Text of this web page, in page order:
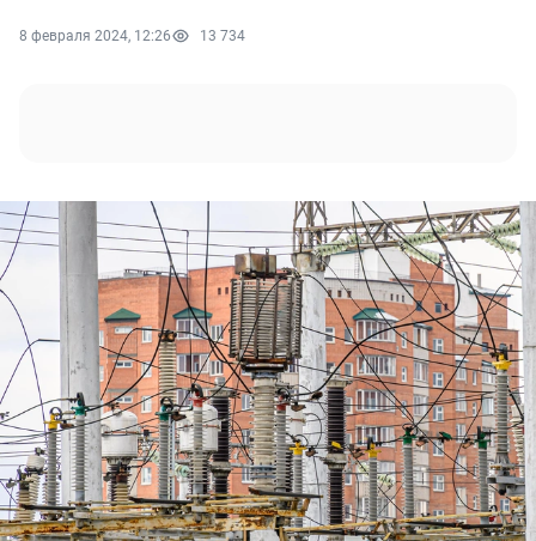
8 февраля 2024, 12:26 13 734